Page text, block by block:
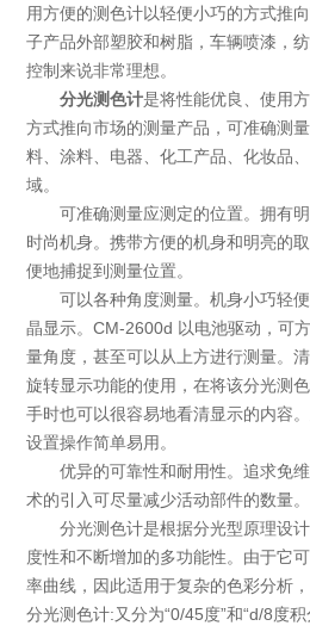
用方便的测色计以轻便小巧的方式推
子产品外部塑胶和树脂，车辆喷漆，
控制来说非常理想。
分光测色计是将性能优良、使用
方式推向市场的测量产品，可准确测
料、涂料、电器、化工产品、化妆品
域。
可准确测量应测定的位置。拥有明
时尚机身。携带方便的机身和明亮的
便地捕捉到测量位置。
可以各种角度测量。机身小巧轻便
晶显示。CM-2600d 以电池驱动，可
量角度，甚至可以从上方进行测量。
旋转显示功能的使用，在将该分光测
手时也可以很容易地看清显示的内容
设置操作简单易用。
优异的可靠性和耐用性。追求免维
术的引入可尽量减少活动部件的数量。
分光测色计是根据分光型原理设计
度性和不断增加的多功能性。由于它
率曲线，因此适用于复杂的色彩分析
分光测色计:又分为“0/45度”和“d/8度